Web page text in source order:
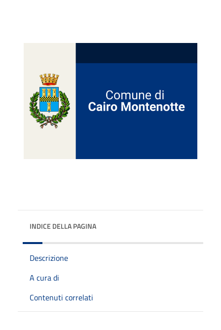
INDICE DELLA PAGINA
Descrizione
A cura di
Contenuti correlati